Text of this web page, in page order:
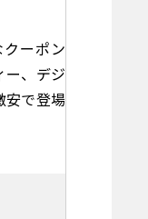
ーポン
ー、デジ
安で登場